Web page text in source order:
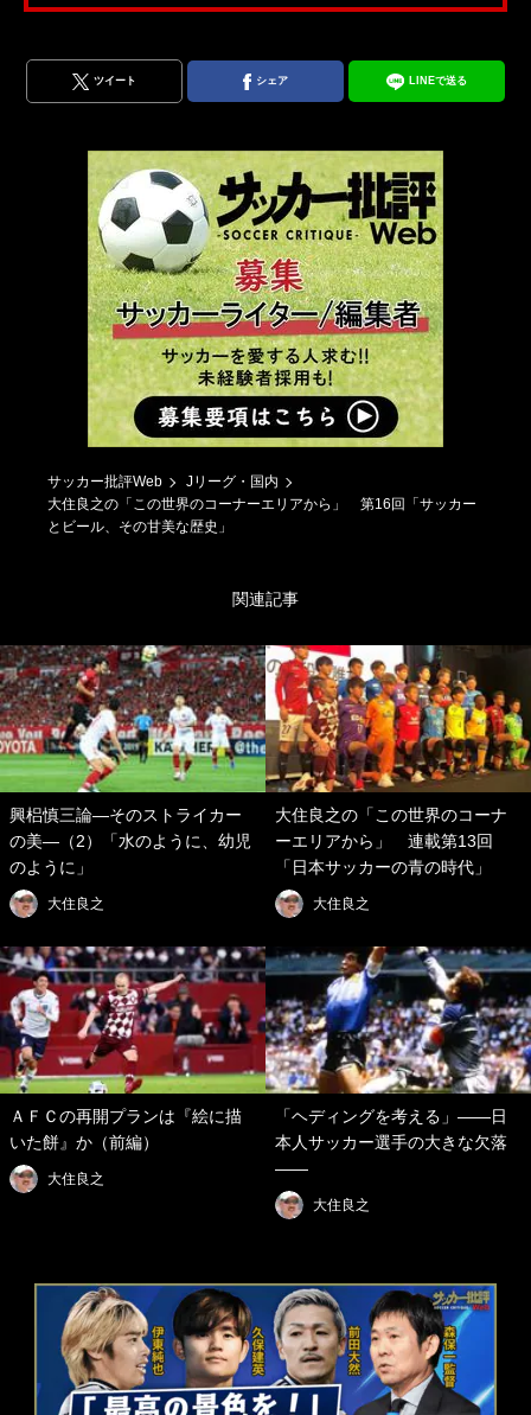
ツイート シェア LINEで送る
サッカー批評Web
Jリーグ・国内
大住良之の「この世界のコーナーエリアから」 第16回「サッカー
とビール、その甘美な歴史」
関連記事
興梠慎三論―そのストライカー
の美―（2）「水のように、幼児
のように」
大住良之
大住良之の「この世界のコーナ
ーエリアから」 連載第13回
「日本サッカーの青の時代」
大住良之
ＡＦＣの再開プランは『絵に描
いた餅』か（前編）
大住良之
「ヘディングを考える」――日
本人サッカー選手の大きな欠落
――
大住良之